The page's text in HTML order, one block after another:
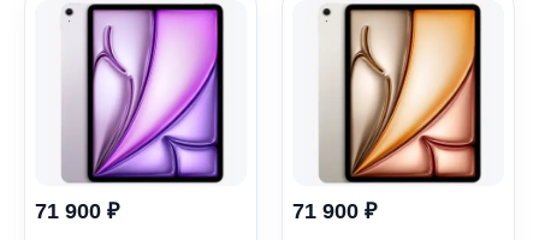
71 900 ₽ 71 900 ₽